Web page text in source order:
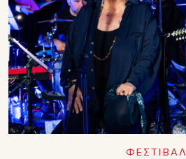
ΦΕΣΤΙΒΑΛ